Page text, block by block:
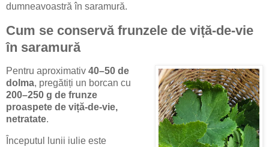
dumneavoastră în saramură.
Cum se conservă frunzele de viță-de-vie
în saramură
Pentru aproximativ 40–50 de
dolma, pregătiți un borcan cu
200–250 g de frunze
proaspete de viță-de-vie,
netratate.
Începutul lunii iulie este